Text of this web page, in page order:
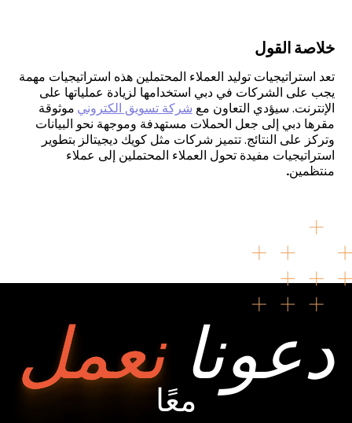
خلاصة القول
تعد استراتيجيات توليد العملاء المحتملين هذه استراتيجيات مهمة
يجب على الشركات في دبي استخدامها لزيادة عملياتها على
الإنترنت. سيؤدي التعاون مع شركة تسويق الكتروني موثوقة
مقرها دبي إلى جعل الحملات مستهدفة وموجهة نحو البيانات
وتركز على النتائج. تتميز شركات مثل كويك ديجيتالز بتطوير
استراتيجيات مفيدة تحول العملاء المحتملين إلى عملاء
منتظمين.
دعونانعملمعًا